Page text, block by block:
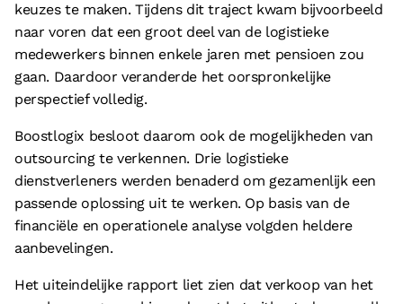
keuzes te maken. Tijdens dit traject kwam bijvoorbeeld
naar voren dat een groot deel van de logistieke
medewerkers binnen enkele jaren met pensioen zou
gaan. Daardoor veranderde het oorspronkelijke
perspectief volledig.
Boostlogix besloot daarom ook de mogelijkheden van
outsourcing te verkennen. Drie logistieke
dienstverleners werden benaderd om gezamenlijk een
passende oplossing uit te werken. Op basis van de
financiële en operationele analyse volgden heldere
aanbevelingen.
Het uiteindelijke rapport liet zien dat verkoop van het